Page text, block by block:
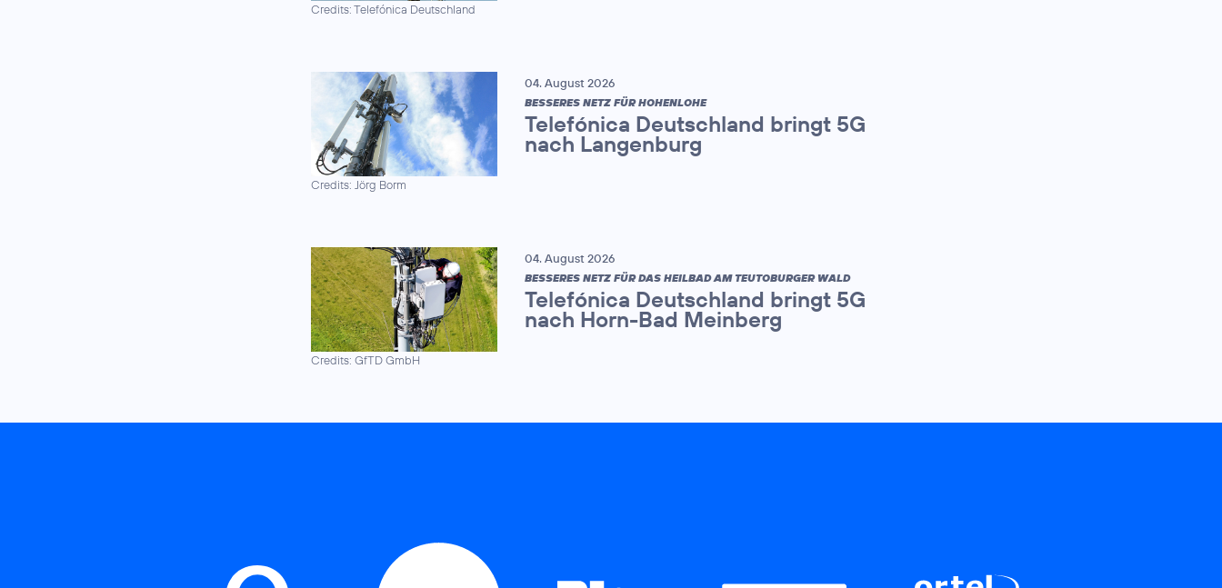
Credits: Telefónica Deutschland
Credits: Jörg Borm
04. August 2026
BESSERES NETZ FÜR HOHENLOHE
Telefónica Deutschland bringt 5G
nach Langenburg
Credits: GfTD GmbH
04. August 2026
BESSERES NETZ FÜR DAS HEILBAD AM TEUTOBURGER WALD
Telefónica Deutschland bringt 5G
nach Horn-Bad Meinberg